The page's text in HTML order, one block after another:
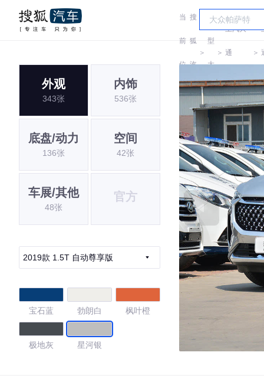
当
前
位
置:
搜
狐
汽
车
＞
车
型
大
全
＞
上汽大
通 ＞
外观
343张
内饰
536张
底盘/动力
136张
空间
42张
车展/其他
48张
官方
2019款 1.5T 自动尊享版
宝石蓝 勃朗白 枫叶橙
极地灰 星河银